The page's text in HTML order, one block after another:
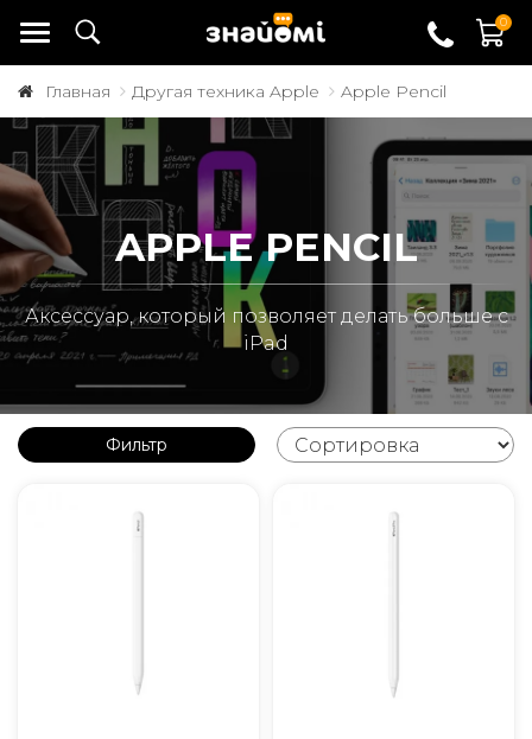
0
Главная Другая техника Apple Apple Pencil
APPLE PENCIL
Аксессуар, который позволяет делать больше с
iPad
Фильтр